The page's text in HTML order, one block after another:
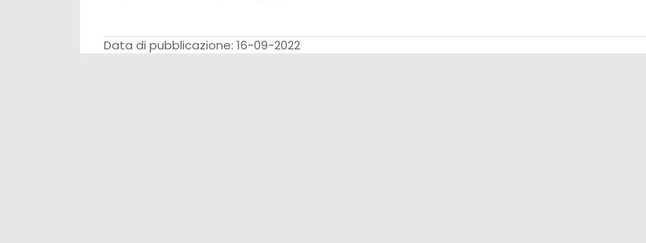
Data di pubblicazione: 16-09-2022